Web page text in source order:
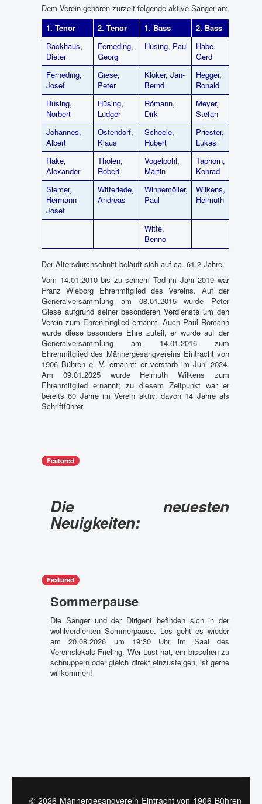
Dem Verein gehören zurzeit folgende aktive Sänger an:
1. Tenor
2. Tenor 1. Bass
2. Bass
Backhaus,
Dieter
Ferneding,
Georg
Hüsing, Paul
Habe,
Gerd
Ferneding,
Josef
Giese,
Peter
Klöker, Jan-
Bernd
Hegger,
Ronald
Hüsing,
Norbert
Hüsing,
Ludger
Römann,
Dirk
Meyer,
Stefan
Johannes,
Albert
Ostendorf,
Klaus
Scheele,
Hubert
Priester,
Lukas
Rake,
Alexander
Tholen,
Robert
Vogelpohl,
Martin
Taphorn,
Konrad
Siemer,
Hermann-
Josef
Witteriede,
Andreas
Winnemöller,
Paul
Wilkens,
Helmuth
Witte,
Benno
Der Altersdurchschnitt beläuft sich auf ca. 61,2 Jahre.
Vom 14.01.2010 bis zu seinem Tod im Jahr 2019 war
Franz Wieborg Ehrenmitglied des Vereins. Auf der
Generalversammlung am 08.01.2015 wurde Peter
Giese aufgrund seiner besonderen Verdienste um den
Verein zum Ehrenmitglied ernannt. Auch Paul Römann
wurde diese besondere Ehre zuteil, er wurde auf der
Generalversammlung am 14.01.2016 zum
Ehrenmitglied des Männergesangvereins Eintracht von
1906 Bühren e. V. ernannt; er verstarb im Juni 2024.
Am 09.01.2025 wurde Helmuth Wilkens zum
Ehrenmitglied ernannt; zu diesem Zeitpunkt war er
bereits 60 Jahre im Verein aktiv, davon 14 Jahre als
Schriftführer.
Featured
Die neuesten
Neuigkeiten:
Featured
Sommerpause
Die Sänger und der Dirigent befinden sich in der
wohlverdienten Sommerpause. Los geht es wieder
am 20.08.2026 um 19:30 Uhr im Saal des
Vereinslokals Frieling. Wer Lust hat, ein bisschen zu
schnuppern oder gleich direkt einzusteigen, ist gerne
willkommen!
© 2026 Männergesangverein Eintracht von 1906 Bühren